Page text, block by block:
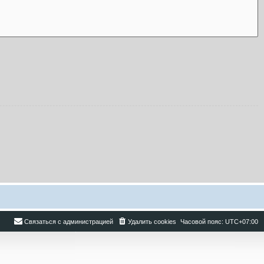
Часовой пояс: UTC+07:00
Удалить cookies
Связаться с администрацией